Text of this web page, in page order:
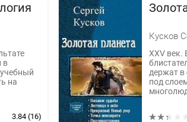
в
на
3.84 (16)
Кусков
XXV век.
держат в
под